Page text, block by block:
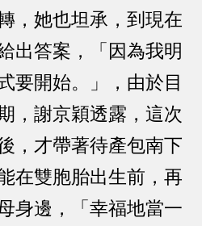
，她也坦承，到現在
出答案，「因為我明
要開始。」，由於目
，謝京穎透露，這次
，才帶著待產包南下
在雙胞胎出生前，再
身邊，「幸福地當一